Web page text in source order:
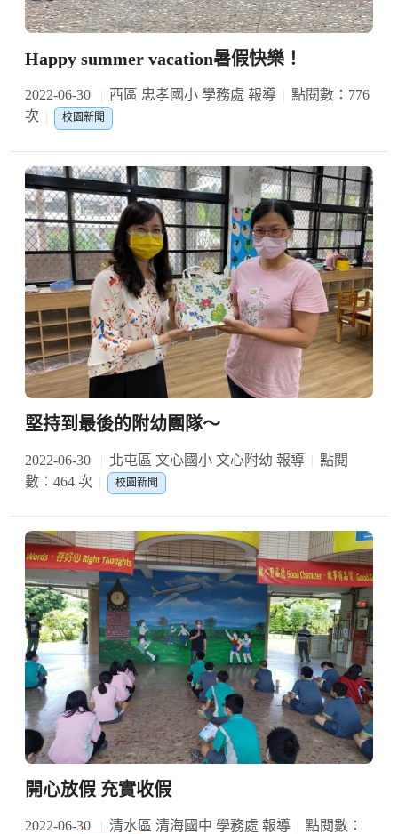
Happy summer vacation暑假快樂！
2022-06-30 西區 忠孝國小 學務處 報導
點閱數：776
次
校園新聞
堅持到最後的附幼團隊～
2022-06-30 北屯區 文心國小 文心附幼 報導
點閱
數：464 次
校園新聞
開心放假 充實收假
2022-06-30 清水區 清海國中 學務處 報導
點閱數：